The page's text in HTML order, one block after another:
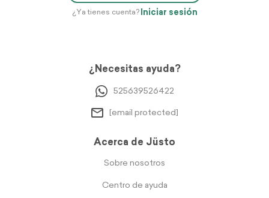
¿Ya tienes cuenta? Iniciar sesión
¿Necesitas ayuda?
525639526422
[email protected]
Acerca de Jüsto
Sobre nosotros
Centro de ayuda